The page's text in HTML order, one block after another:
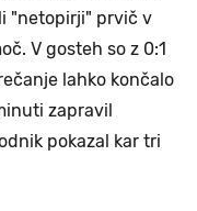
"netopirji" prvič v
V gosteh so z 0:1
lahko končalo
zapravil
pokazal kar tri